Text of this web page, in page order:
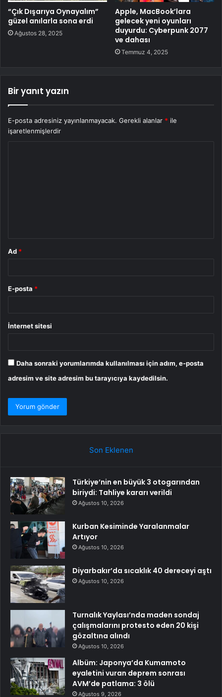
“Çık Dışarıya Oynayalım”
güzel anılarla sona erdi
Ağustos 28, 2025
Apple, MacBook’lara
gelecek yeni oyunları
duyurdu: Cyberpunk 2077
ve dahası
Temmuz 4, 2025
Bir yanıt yazın
E-posta adresiniz yayınlanmayacak. Gerekli alanlar * ile
işaretlenmişlerdir
Ad *
E-posta *
İnternet sitesi
Daha sonraki yorumlarımda kullanılması için adım, e-posta
adresim ve site adresim bu tarayıcıya kaydedilsin.
Son Eklenen
Türkiye’nin en büyük 3 otogarından
biriydi: Tahliye kararı verildi
Ağustos 10, 2026
Kurban Kesiminde Yaralanmalar
Artıyor
Ağustos 10, 2026
Diyarbakır’da sıcaklık 40 dereceyi aştı
Ağustos 10, 2026
Turnalık Yaylası’nda maden sondaj
çalışmalarını protesto eden 20 kişi
gözaltına alındı
Ağustos 10, 2026
Albüm: Japonya’da Kumamoto
eyaletini vuran deprem sonrası
AVM’de patlama: 3 ölü
Ağustos 9, 2026